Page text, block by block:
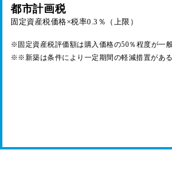
都市計画税
固定資産税価格×税率0.3％（上限）
※固定資産税評価額は購入価格の50％程度が一
※※新築は条件により一定期間の軽減措置がある